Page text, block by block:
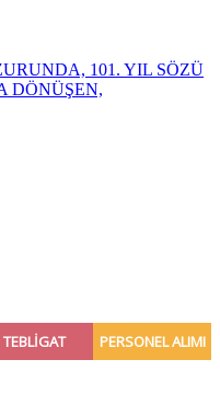
101. YIL SÖZÜ
DÖNÜŞEN,